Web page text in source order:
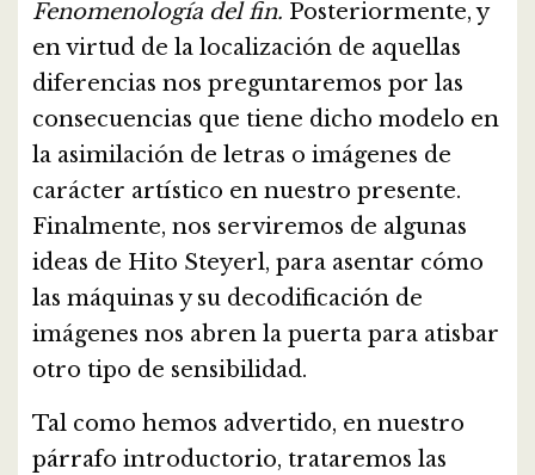
Fenomenología del fin. Posteriormente, y
en virtud de la localización de aquellas
diferencias nos preguntaremos por las
consecuencias que tiene dicho modelo en
la asimilación de letras o imágenes de
carácter artístico en nuestro presente.
Finalmente, nos serviremos de algunas
ideas de Hito Steyerl, para asentar cómo
las máquinas y su decodificación de
imágenes nos abren la puerta para atisbar
otro tipo de sensibilidad.
Tal como hemos advertido, en nuestro
párrafo introductorio, trataremos las